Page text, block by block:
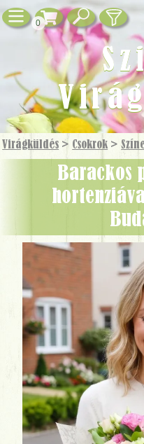
0
Virágküldés > Csokrok >
Barackos pasztell csokor